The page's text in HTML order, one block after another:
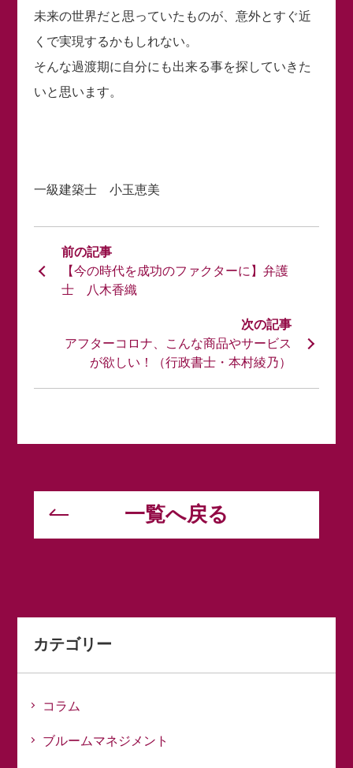
未来の世界だと思っていたものが、意外とすぐ近
くで実現するかもしれない。
そんな過渡期に自分にも出来る事を探していきた
いと思います。
一級建築士 小玉恵美
【今の時代を成功のファクターに】弁護
士 八木香織
アフターコロナ、こんな商品やサービス
が欲しい！（行政書士・本村綾乃）
一覧へ戻る
カテゴリー
コラム
ブルームマネジメント